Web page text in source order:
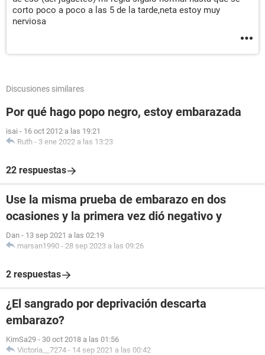
corto poco a poco a las 5 de la tarde,neta estoy muy
nerviosa
Discusiones similares
Por qué hago popo negro, estoy embarazada
isai - 16 oct 2012 a las 19:21
Ruth - 3 ene 2022 a las 13:23
22 respuestas
Use la misma prueba de embarazo en dos
ocasiones y la primera vez dió negativo y
Dan - 13 sep 2021 a las 02:19
marsan1990 - 28 sep 2023 a las 09:26
2 respuestas
¿El sangrado por deprivación descarta
embarazo?
KimSa29 - 30 oct 2018 a las 01:56
Victoria__7274 - 14 sep 2021 a las 00:42